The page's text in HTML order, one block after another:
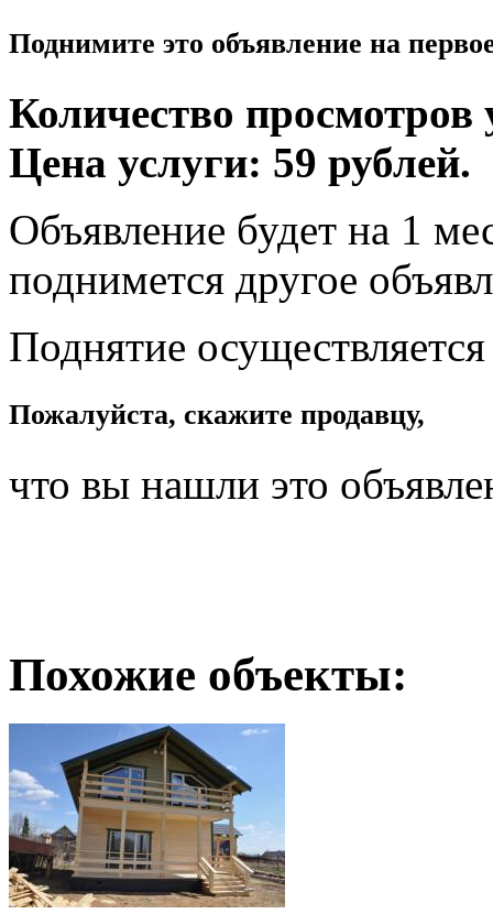
Поднимите это объявление на
Количество просмотров
Цена услуги: 59 рублей.
Объявление будет на 1
поднимется другое
Поднятие
Пожалуйста, скажите продавцу,
что вы нашли это
Похожие объекты: